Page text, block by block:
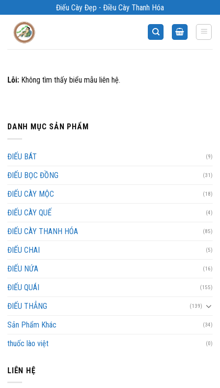
qua
Điếu Cày Đẹp - Điều Cày Thanh Hóa
Lỗi:Không tìm thấy biểu mẫu liên hệ.
DANH MỤC SẢN PHẨM
ĐIẾU BÁT (9)
ĐIẾU BỌC ĐỒNG (31)
ĐIẾU CÀY MỘC (18)
ĐIẾU CÀY QUẾ (4)
ĐIẾU CÀY THANH HÓA (85)
ĐIẾU CHAI (5)
ĐIẾU NỨA (16)
ĐIẾU QUÁI (155)
ĐIẾU THẲNG (139)
Sản Phẩm Khác (34)
thuốc lào việt (0)
LIÊN HỆ